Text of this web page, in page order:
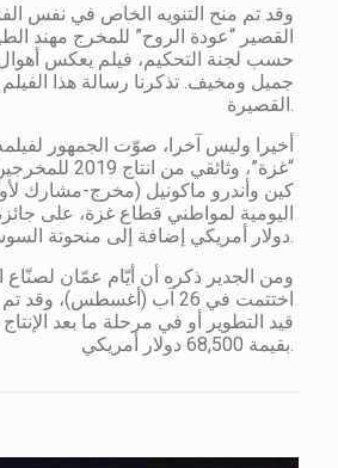
وقد تم منح التنويه الخاص في نفس
القصير “عودة الروح” للمخرج مهند
حسب لجنة التحكيم، فيلم يعكس
جميل ومخيف. تذكرنا رسالة هذا
أخيرا وليس آخرا، صوّت الجمهور
“غزة”، وثائقي من
كين وأندرو ماكونيل (مخرج-مشارك
اليومية لمواطني قطاع غزة، على
ومن الجدير ذكره أن أيّام عمّان لصنّاع
اختتمت في 26 آب (أغسطس)،
قيد التطوير أو في مرحلة ما بعد